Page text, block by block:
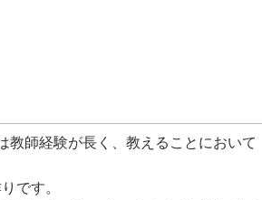
師経験が長く、教えることにおいて
です。